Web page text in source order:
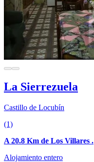
La Sierrezuela
Castillo de Locubín
(1)
A 20.8 Km de Los Villares .
Alojamiento entero